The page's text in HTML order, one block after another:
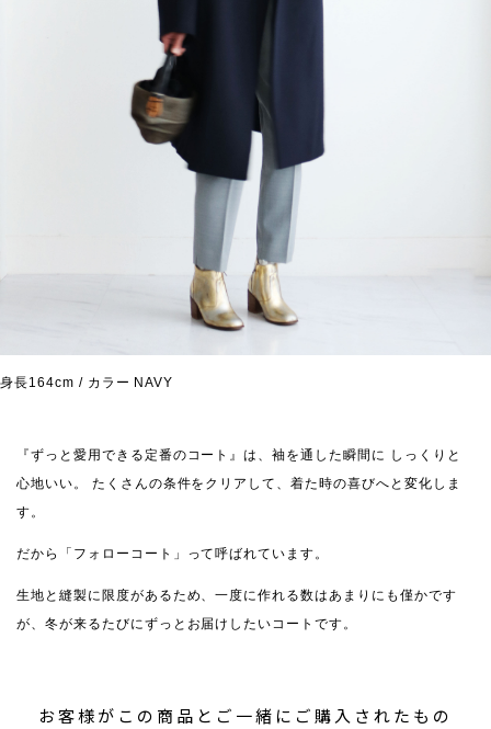
身長164cm / カラー NAVY
『ずっと愛用できる定番のコート』は、袖を通した瞬間に しっくりと
心地いい。
たくさんの条件をクリアして、着た時の喜びへと変化しま
す。
だから「フォローコート」って呼ばれています。
生地と縫製に限度があるため、一度に作れる数はあまりにも僅かです
が、冬が来るたびにずっとお届けしたいコートです。
お客様がこの商品とご一緒にご購入されたもの